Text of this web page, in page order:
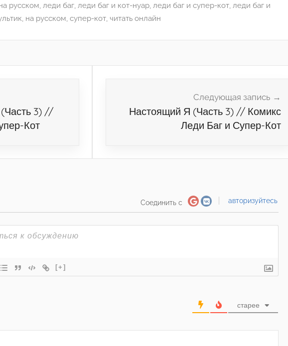
русском, леди баг, леди баг и кот-нуар, леди баг и супер-кот, леди баг и
, на русском, супер-кот, читать онлайн
3) //
Кот
Следующая запись
Настоящий Я (Часть 3) // Комикс
Леди Баг и Супер-Кот
Соединить с авторизуйтесь
[+]
старее